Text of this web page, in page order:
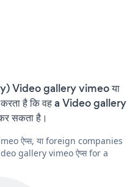
Video gallery vimeo या
है कि वह a Video gallery
सकता है।
ऐप्स, या foreign companies
gallery vimeo ऐप्स for a